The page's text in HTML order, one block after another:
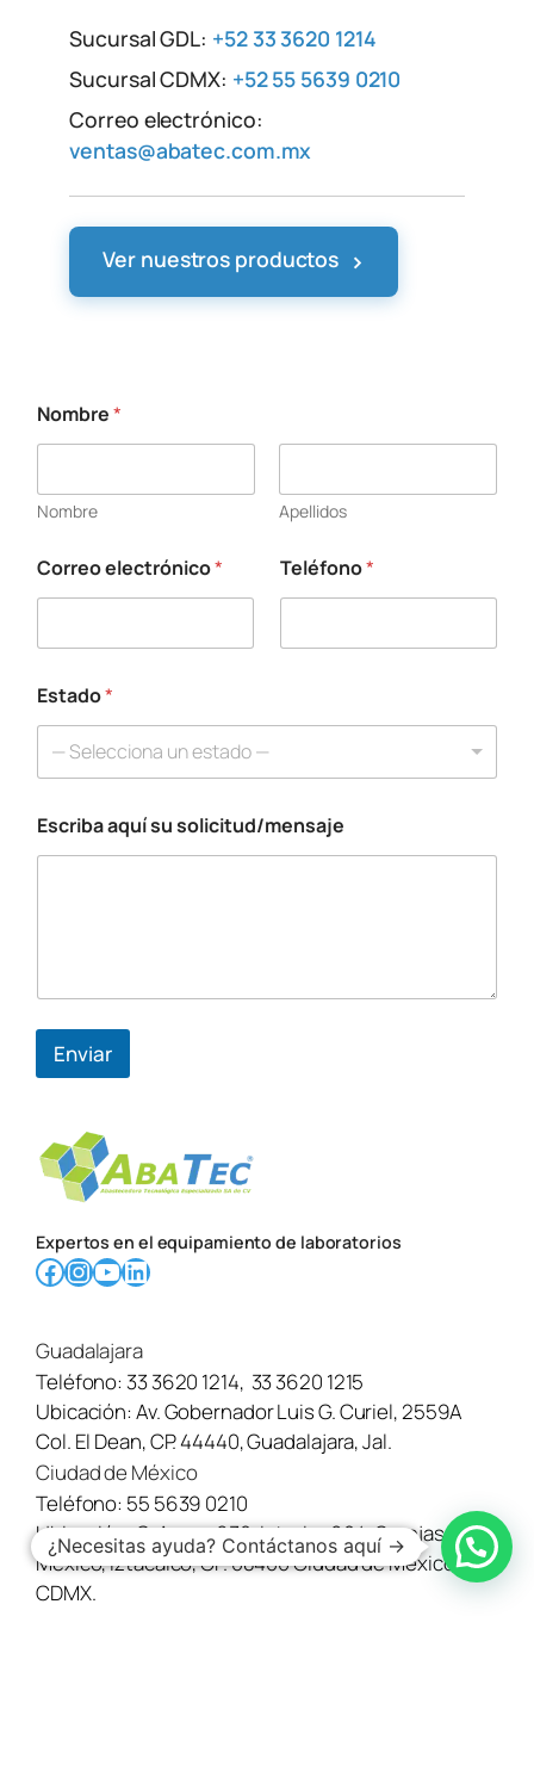
Sucursal GDL: +52 33 3620 1214
Sucursal CDMX: +52 55 5639 0210
Correo electrónico:
ventas@abatec.com.mx
Ver nuestros productos ›
*
e
e
c
r
ó
n
c
E
s
a
Nombre*
Nombre Apellidos
Correo electrónico* Teléfono*
Estado*
— Selecciona un estado —
Escriba aquí su solicitud/mensaje
Enviar
Expertos en el equipamiento de laboratorios
Facebook InstagramYouTube LinkedIn
Guadalajara
Teléfono:33 3620 1214, 33 3620 1215
Ubicación:Av. Gobernador Luis G. Curiel, 2559A
Col. El Dean, CP. 44440, Guadalajara, Jal.
Ciudad de México
Teléfono: 55 5639 0210
Ubicación:C. Avena 630-interior 904, Granjas
México, Iztacalco, CP. 08400 Ciudad de México,
CDMX.
¿Necesitas ayuda? Contáctanos aquí →